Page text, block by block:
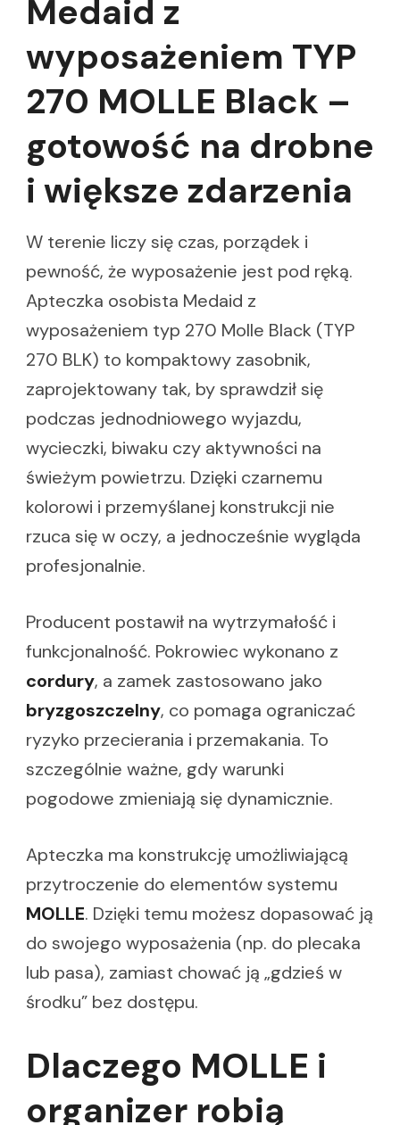
Medaid z
wyposażeniem TYP
270 MOLLE Black –
gotowość na drobne
i większe zdarzenia
W terenie liczy się czas, porządek i
pewność, że wyposażenie jest pod ręką.
Apteczka osobista Medaid z
wyposażeniem typ 270 Molle Black (TYP
270 BLK) to kompaktowy zasobnik,
zaprojektowany tak, by sprawdził się
podczas jednodniowego wyjazdu,
wycieczki, biwaku czy aktywności na
świeżym powietrzu. Dzięki czarnemu
kolorowi i przemyślanej konstrukcji nie
rzuca się w oczy, a jednocześnie wygląda
profesjonalnie.
Producent postawił na wytrzymałość i
funkcjonalność. Pokrowiec wykonano z
cordury, a zamek zastosowano jako
bryzgoszczelny, co pomaga ograniczać
ryzyko przecierania i przemakania. To
szczególnie ważne, gdy warunki
pogodowe zmieniają się dynamicznie.
Apteczka ma konstrukcję umożliwiającą
przytroczenie do elementów systemu
MOLLE. Dzięki temu możesz dopasować ją
do swojego wyposażenia (np. do plecaka
lub pasa), zamiast chować ją „gdzieś w
środku” bez dostępu.
Dlaczego MOLLE i
organizer robią